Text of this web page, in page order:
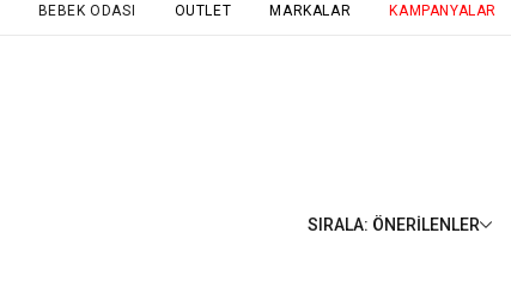
BEBEK ODASI OUTLET MARKALAR KAMPANYALAR
SIRALA: ÖNERILENLER